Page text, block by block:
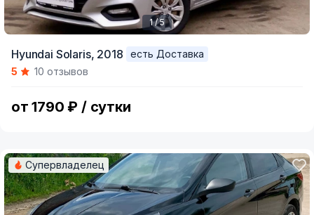
of
1 / 5
Hyundai Solaris, 2018
есть Доставка
5
10 отзывов
от 1790 ₽ / сутки
Супервладелец